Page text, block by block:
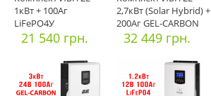
1кВт + 100Аг
LiFePO4У
21 540 грн.
2,7кВт (Solar Hybrid) +
200Аг GEL-CARBON
32 449 грн.